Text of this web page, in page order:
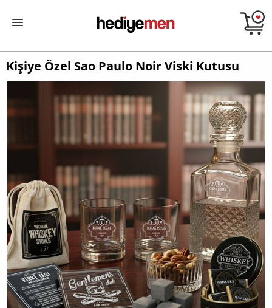
Kişiye Özel Sao Paulo Noir Viski Kutusu